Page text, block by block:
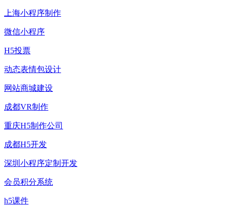
上海小程序制作
微信小程序
H5投票
动态表情包设计
网站商城建设
成都VR制作
重庆H5制作公司
成都H5开发
深圳小程序定制开发
会员积分系统
h5课件